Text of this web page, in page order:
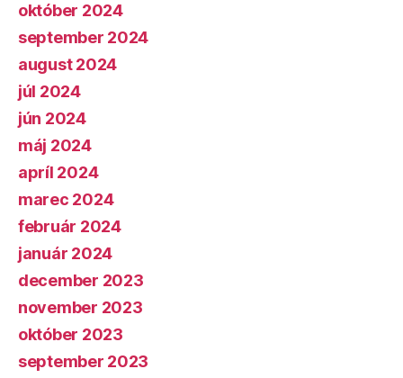
október 2024
september 2024
august 2024
júl 2024
jún 2024
máj 2024
apríl 2024
marec 2024
február 2024
január 2024
december 2023
november 2023
október 2023
september 2023